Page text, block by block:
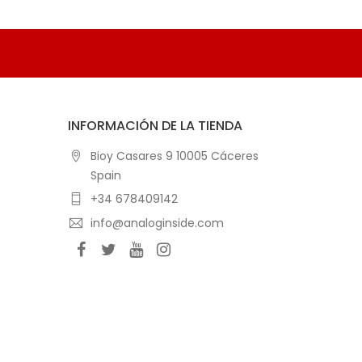
INFORMACIÓN DE LA TIENDA
Bioy Casares 9 10005 Cáceres
Spain
+34 678409142
info@analoginside.com